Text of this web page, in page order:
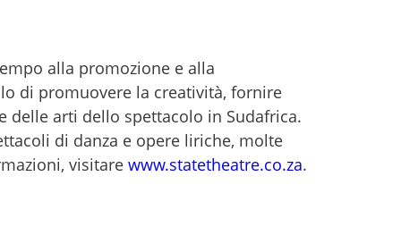
alla promozione e alla
di promuovere la creatività, fornire
arti dello spettacolo in Sudafrica.
di danza e opere liriche, molte
visitare www.statetheatre.co.za.